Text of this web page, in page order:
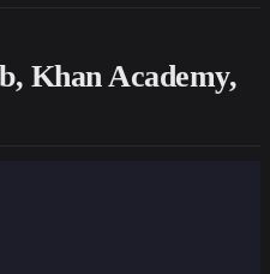
Khan Academy,